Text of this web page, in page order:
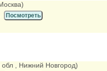
Москва)
Посмотреть
обл , Нижний Новгород)